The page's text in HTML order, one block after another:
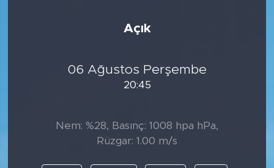
Açık
06 Ağustos Perşembe
20:45
Nem: %28, Basınç: 1008 hpa hPa,
Rüzgar: 1.00 m/s